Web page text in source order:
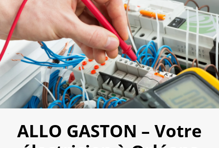
ALLO GASTON – Votre